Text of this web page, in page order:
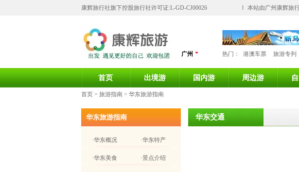
康辉旅行社旗下控股旅行社许可证:L-GD-CJ00026 本站由广州康辉旅
广州 热门： 港澳车票 旅游专列
首页 出境游 国内游 周边游
首页 > 旅游指南 > 华东旅游指南
华东旅游指南
·华东概况 ·华东特产
·华东美食 ·景点介绍
华东交通